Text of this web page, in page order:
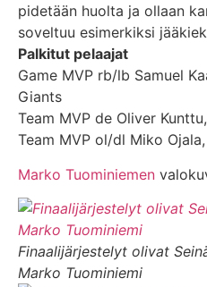
pidetään huolta ja ollaan
soveltuu esimerkiksi
Palkitut pelaajat
Game MVP rb/lb Samuel
Giants
Team MVP de Oliver
Team MVP ol/dl Miko
Marko Tuominiemen
Finaalijärjestelyt olivat
Marko Tuominiemi